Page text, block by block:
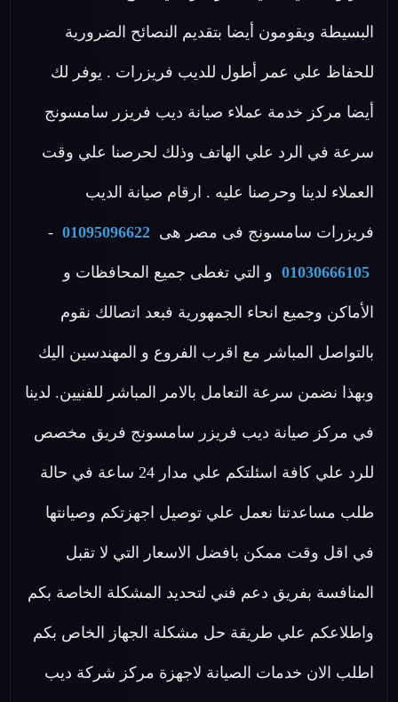
البسيطة ويقومون أيضا بتقديم النصائح الضرورية
للحفاظ علي عمر أطول للديب فريزرات . يوفر لك
أيضا مركز خدمة عملاء صيانة ديب فريزر سامسونج
سرعة في الرد علي الهاتف وذلك لحرصنا علي وقت
العملاء لدينا وحرصنا عليه . ارقام صيانة الديب
فريزرات سامسونج فى مصر هى 01095096622
-
01030666105 و التي تغطى جميع المحافظات و
الأماكن وجميع انحاء الجمهورية فبعد اتصالك نقوم
بالتواصل المباشر مع اقرب الفروع و المهندسين اليك
وبهذا نضمن سرعة التعامل بالامر المباشر للفنيين. لدينا
في مركز صيانة ديب فريزر سامسونج فريق مخصص
للرد علي كافة اسئلتكم علي مدار 24 ساعة في حالة
طلب مساعدتنا نعمل علي توصيل اجهزتكم وصيانتها
في اقل وقت ممكن بافضل الاسعار التي لا تقبل
المنافسة بفريق دعم فني لتحديد المشكلة الخاصة بكم
واطلاعكم علي طريقة حل مشكلة الجهاز الخاص بكم
اطلب الان خدمات الصيانة لاجهزة مركز شركة ديب